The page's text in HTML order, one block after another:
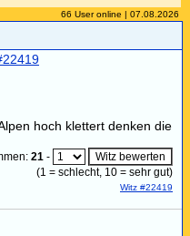
66 User online | 07.08.2026
hoch klettert denken die
21 -
(1 = schlecht, 10 = sehr gut)
Witz #22419